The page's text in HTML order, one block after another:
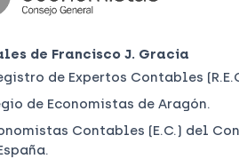
de Francisco J. Gracia
de Expertos Contables
de Economistas de Aragón.
Contables (E.C.) del